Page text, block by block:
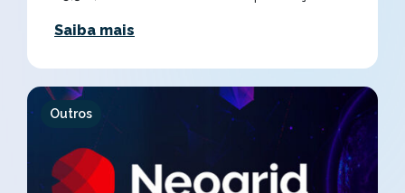
Saiba mais
Outros